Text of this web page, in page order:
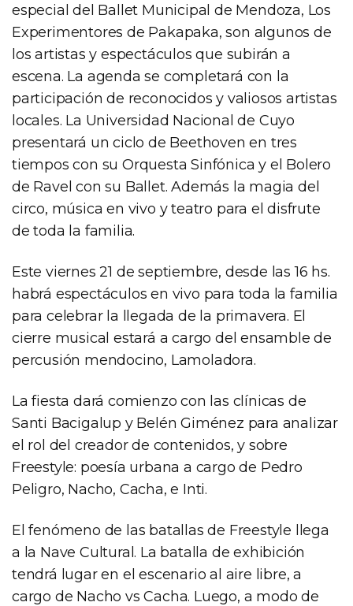
especial del Ballet Municipal de Mendoza, Los
Experimentores de Pakapaka, son algunos de
los artistas y espectáculos que subirán a
escena. La agenda se completará con la
participación de reconocidos y valiosos artistas
locales. La Universidad Nacional de Cuyo
presentará un ciclo de Beethoven en tres
tiempos con su Orquesta Sinfónica y el Bolero
de Ravel con su Ballet. Además la magia del
circo, música en vivo y teatro para el disfrute
de toda la familia.
Este viernes 21 de septiembre, desde las 16 hs.
habrá espectáculos en vivo para toda la familia
para celebrar la llegada de la primavera. El
cierre musical estará a cargo del ensamble de
percusión mendocino, Lamoladora.
La fiesta dará comienzo con las clínicas de
Santi Bacigalup y Belén Giménez para analizar
el rol del creador de contenidos, y sobre
Freestyle: poesía urbana a cargo de Pedro
Peligro, Nacho, Cacha, e Inti.
El fenómeno de las batallas de Freestyle llega
a la Nave Cultural. La batalla de exhibición
tendrá lugar en el escenario al aire libre, a
cargo de Nacho vs Cacha. Luego, a modo de